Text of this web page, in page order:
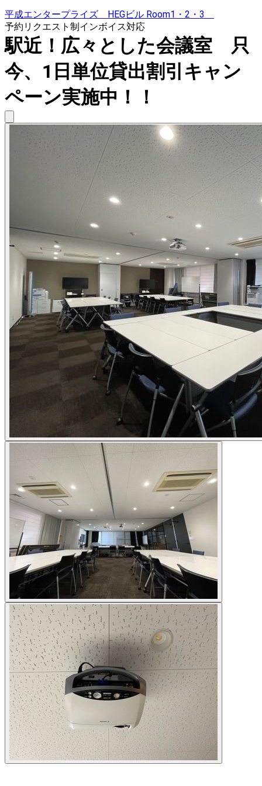
平成エンタープライズ HEGビル Room1・2・3
予約リクエスト制インボイス対応
駅近！広々とした会議室 只
今、1日単位貸出割引キャン
ペーン実施中！！